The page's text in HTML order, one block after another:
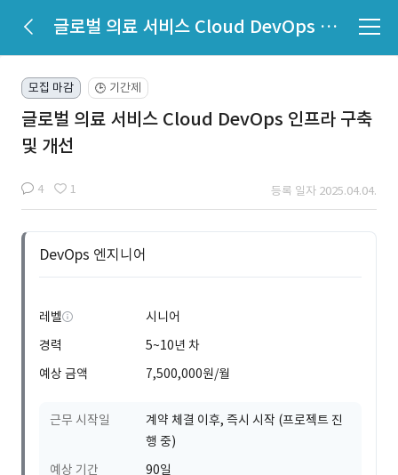
글로벌 의료 서비스 Cloud DevOps 인프라 구축 및 개선
모집 마감 🕒 기간제
글로벌 의료 서비스 Cloud DevOps 인프라 구축
및 개선
4 1 등록 일자 2025.04.04.
DevOps 엔지니어
레벨
시니어
경력
5~10년 차
예상 금액
7,500,000원/월
근무 시작일
계약 체결 이후, 즉시 시작 (프로젝트 진
행 중)
예상 기간
90일